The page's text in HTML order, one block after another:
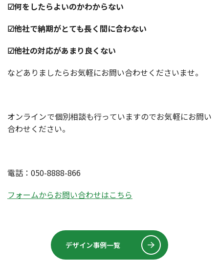
☑何をしたらよいのかわからない
☑他社で納期がとても長く間に合わない
☑他社の対応があまり良くない
などありましたらお気軽にお問い合わせくださいませ。
オンラインで個別相談も行っていますのでお気軽にお問い
合わせください。
電話：050-8888-866
フォームからお問い合わせはこちら
デザイン事例一覧